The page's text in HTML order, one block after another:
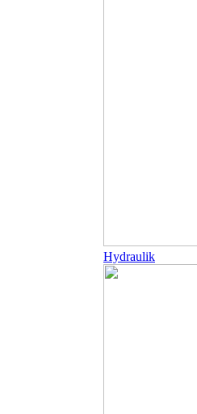
Hydraulik